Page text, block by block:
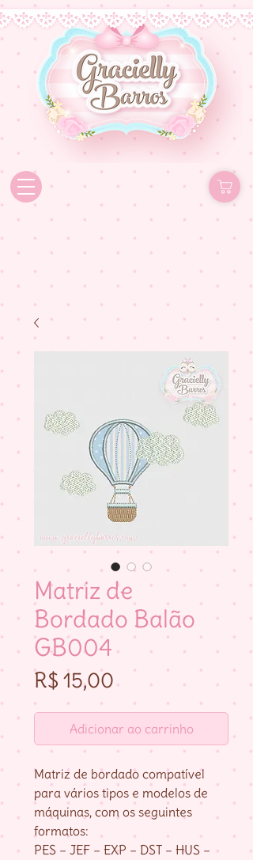
Matriz de
Bordado Balão
GB004
R$ 15,00Preço
Adicionar ao carrinho
Matriz de bordado compatível
para vários tipos e modelos de
máquinas, com os seguintes
formatos:
PES – JEF – EXP – DST – HUS –